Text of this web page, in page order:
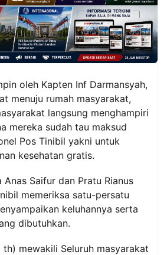
oleh Kapten Inf Darmansyah,
menuju rumah masyarakat,
langsung menghampiri
mereka sudah tau maksud
Pos Tinibil yakni untuk
kesehatan gratis.
Anas Saifur dan Pratu Rianus
memeriksa satu-persatu
keluhannya serta
dibutuhkan.
mewakili Seluruh masyarakat